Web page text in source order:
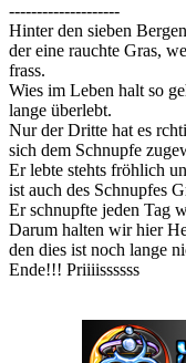
--------------------
Hinter den sieben
der eine rauchte Gras,
frass.
Wies im Leben halt so
lange überlebt.
Nur der Dritte hat es
sich dem Schnupfe
Er lebte stehts fröhlich
ist auch des Schnupfes
Er schnupfte jeden Tag
Darum halten wir hier
den dies ist noch lange
Ende!!! Priiiissssss